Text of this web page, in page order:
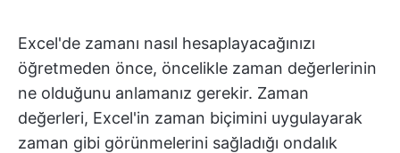
Excel'de zamanı nasıl hesaplayacağınızı
öğretmeden önce, öncelikle zaman değerlerinin
ne olduğunu anlamanız gerekir. Zaman
değerleri, Excel'in zaman biçimini uygulayarak
zaman gibi görünmelerini sağladığı ondalık